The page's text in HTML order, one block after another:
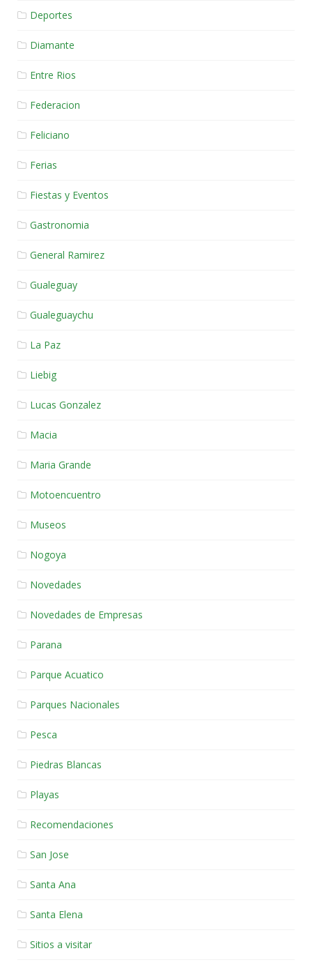
Deportes
Diamante
Entre Rios
Federacion
Feliciano
Ferias
Fiestas y Eventos
Gastronomia
General Ramirez
Gualeguay
Gualeguaychu
La Paz
Liebig
Lucas Gonzalez
Macia
Maria Grande
Motoencuentro
Museos
Nogoya
Novedades
Novedades de Empresas
Parana
Parque Acuatico
Parques Nacionales
Pesca
Piedras Blancas
Playas
Recomendaciones
San Jose
Santa Ana
Santa Elena
Sitios a visitar